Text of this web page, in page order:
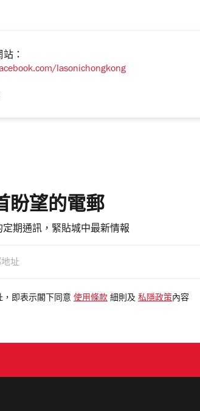
：
lasonichongkong
盼望的電郵
定期通訊，緊貼城中最新情報
即表示閣下同意 使用條款 細則及 私隱政策 內容